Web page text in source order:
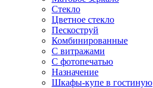
Стекло
Цветное стекло
Пескоструй
Комбинированные
С витражами
С фотопечатью
Назначение
Шкафы-купе в гостиную